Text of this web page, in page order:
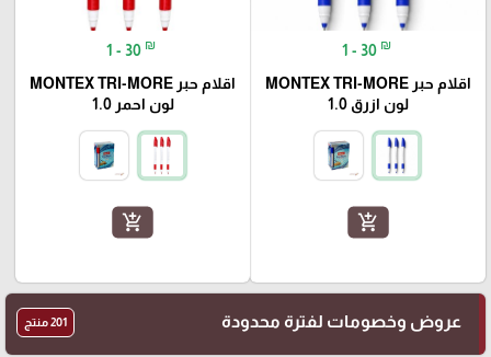
1 - 30 ₪
اقلام حبر MONTEX TRI-MORE
لون ازرق 1.0
add_shopping_cart
1 - 30 ₪
اقلام حبر MONTEX TRI-MORE
لون احمر 1.0
add_shopping_cart
عروض وخصومات لفترة محدودة 201 منتج